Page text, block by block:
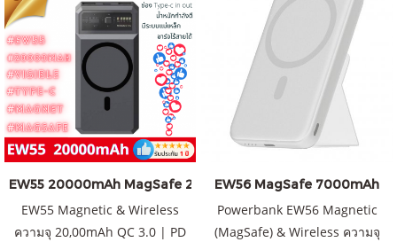
EW55 20000mAh MagSafe 20W
EW55 Magnetic & Wireless
ความจุ 20,00mAh QC 3.0 | PD
EW56 MagSafe 7000mAh
Powerbank EW56 Magnetic
(MagSafe) & Wireless ความจุ